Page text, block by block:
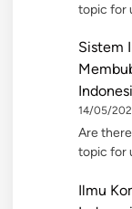
topic for
Sistem
14/05/
Are
topic for
Ilmu